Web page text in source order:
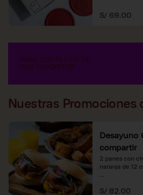
S/ 69.00
Nuestras Promociones
Desayuno
compartir
2 panes con
naranja de 12
*Nuestros
soles e
S/ 82.00